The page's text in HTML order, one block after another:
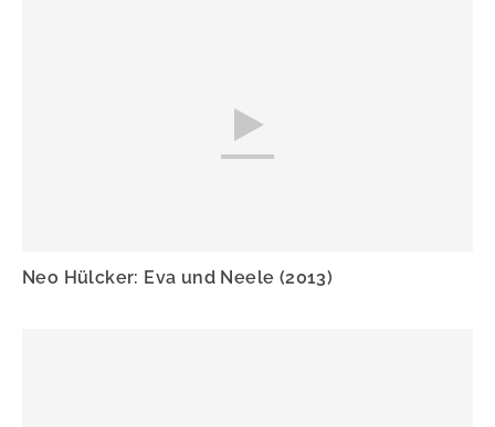
Neo Hülcker: Eva und Neele (2013)